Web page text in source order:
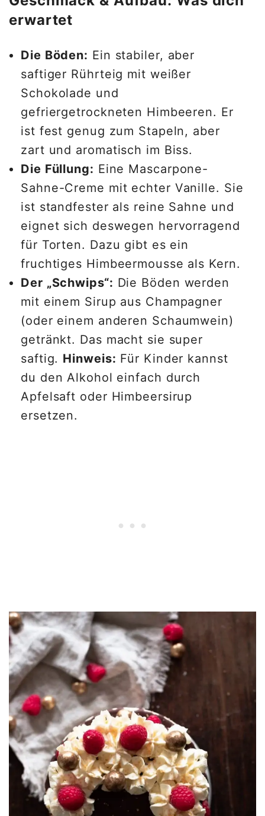
erwartet
Die Böden: Ein stabiler, aber
saftiger Rührteig mit weißer
Schokolade und
gefriergetrockneten Himbeeren. Er
ist fest genug zum Stapeln, aber
zart und aromatisch im Biss.
Die Füllung: Eine Mascarpone-
Sahne-Creme mit echter Vanille. Sie
ist standfester als reine Sahne und
eignet sich deswegen hervorragend
für Torten. Dazu gibt es ein
fruchtiges Himbeermousse als Kern.
Der „Schwips“: Die Böden werden
mit einem Sirup aus Champagner
(oder einem anderen Schaumwein)
getränkt. Das macht sie super
saftig. Hinweis: Für Kinder kannst
du den Alkohol einfach durch
Apfelsaft oder Himbeersirup
ersetzen.